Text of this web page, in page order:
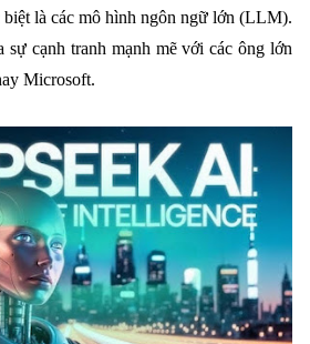
biệt là các mô hình ngôn ngữ lớn (LLM).
sự cạnh tranh mạnh mẽ với các ông lớn
Microsoft.